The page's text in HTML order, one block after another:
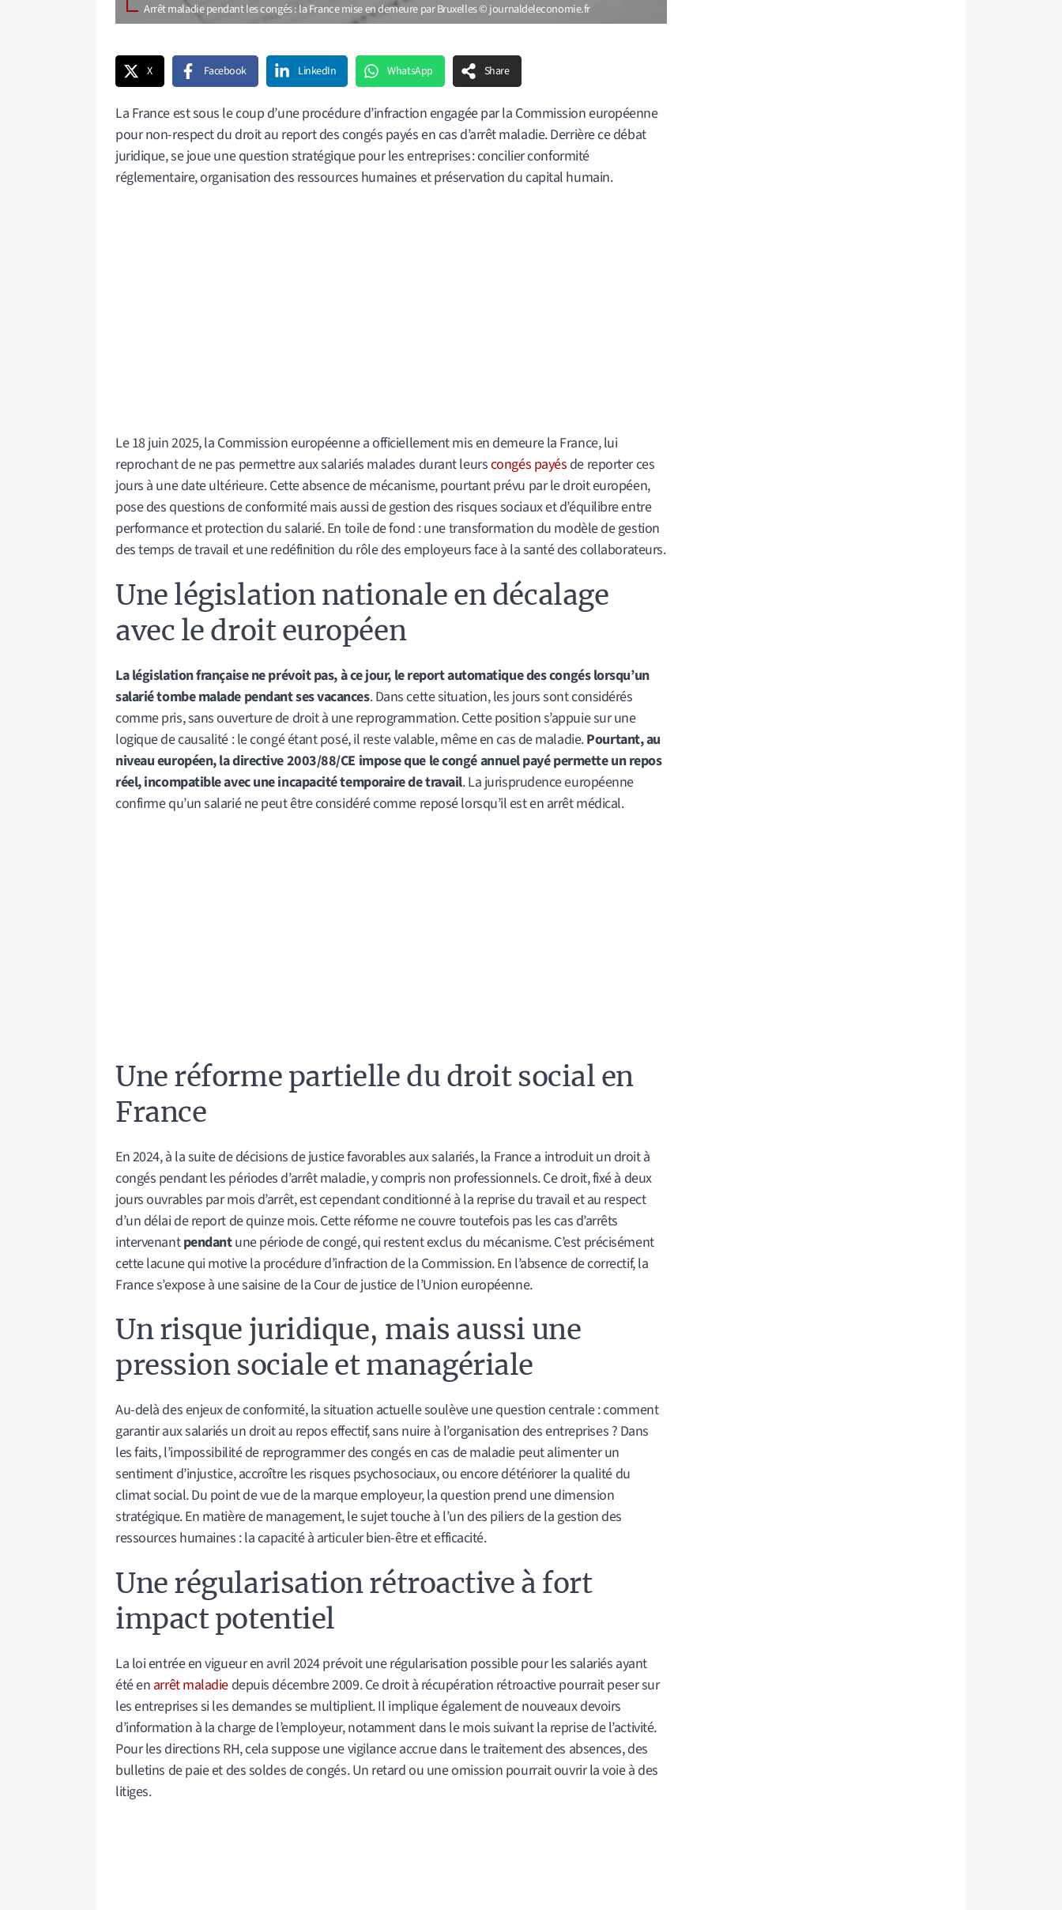
Arrêt maladie pendant les congés : la France mise en demeure par Bruxelles © journaldeleconomie.fr
X Facebook LinkedIn WhatsApp Share
La France est sous le coup d’une procédure d’infraction engagée par la Commission européenne
pour non-respect du droit au report des congés payés en cas d’arrêt maladie. Derrière ce débat
juridique, se joue une question stratégique pour les entreprises : concilier conformité
réglementaire, organisation des ressources humaines et préservation du capital humain.
Le 18 juin 2025, la Commission européenne a officiellement mis en demeure la France, lui
reprochant de ne pas permettre aux salariés malades durant leurscongés payés de reporter ces
jours à une date ultérieure. Cette absence de mécanisme, pourtant prévu par le droit européen,
pose des questions de conformité mais aussi de gestion des risques sociaux et d’équilibre entre
performance et protection du salarié. En toile de fond : une transformation du modèle de gestion
des temps de travail et une redéfinition du rôle des employeurs face à la santé des collaborateurs.
Une législation nationale en décalage
avec le droit européen
La législation française ne prévoit pas, à ce jour, le report automatique des congés lorsqu’un
salarié tombe malade pendant ses vacances. Dans cette situation, les jours sont considérés
comme pris, sans ouverture de droit à une reprogrammation. Cette position s’appuie sur une
logique de causalité : le congé étant posé, il reste valable, même en cas de maladie.Pourtant, au
niveau européen, la directive 2003/88/CE impose que le congé annuel payé permette un repos
réel, incompatible avec une incapacité temporaire de travail. La jurisprudence européenne
confirme qu’un salarié ne peut être considéré comme reposé lorsqu’il est en arrêt médical.
Une réforme partielle du droit social en
France
En 2024, à la suite de décisions de justice favorables aux salariés, la France a introduit un droit à
congés pendant les périodes d’arrêt maladie, y compris non professionnels. Ce droit, fixé à deux
jours ouvrables par mois d’arrêt, est cependant conditionné à la reprise du travail et au respect
d’un délai de report de quinze mois. Cette réforme ne couvre toutefois pas les cas d’arrêts
intervenantpendantune période de congé, qui restent exclus du mécanisme. C’est précisément
cette lacune qui motive la procédure d’infraction de la Commission. En l’absence de correctif, la
France s’expose à une saisine de la Cour de justice de l’Union européenne.
Un risque juridique, mais aussi une
pression sociale et managériale
Au-delà des enjeux de conformité, la situation actuelle soulève une question centrale : comment
garantir aux salariés un droit au repos effectif, sans nuire à l’organisation des entreprises ? Dans
les faits, l’impossibilité de reprogrammer des congés en cas de maladie peut alimenter un
sentiment d’injustice, accroître les risques psychosociaux, ou encore détériorer la qualité du
climat social. Du point de vue de la marque employeur, la question prend une dimension
stratégique. En matière de management, le sujet touche à l’un des piliers de la gestion des
ressources humaines : la capacité à articuler bien-être et efficacité.
Une régularisation rétroactive à fort
impact potentiel
La loi entrée en vigueur en avril 2024 prévoit une régularisation possible pour les salariés ayant
été en arrêt maladie depuis décembre 2009. Ce droit à récupération rétroactive pourrait peser sur
les entreprises si les demandes se multiplient. Il implique également de nouveaux devoirs
d’information à la charge de l’employeur, notamment dans le mois suivant la reprise de l’activité.
Pour les directions RH, cela suppose une vigilance accrue dans le traitement des absences, des
bulletins de paie et des soldes de congés. Un retard ou une omission pourrait ouvrir la voie à des
litiges.